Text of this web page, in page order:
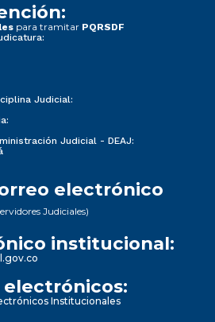
para tramitar PQRSDF
Judicial:
Judicial - DEAJ:
electrónico
Judiciales)
institucional:
electrónicos:
Institucionales